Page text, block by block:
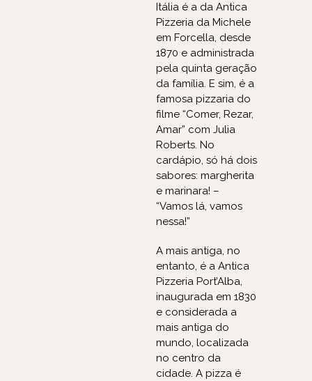
Itália é a da Antica
Pizzeria da Michele
em Forcella, desde
1870 e administrada
pela quinta geração
da família. E sim, é a
famosa pizzaria do
filme “Comer, Rezar,
Amar” com Julia
Roberts. No
cardápio, só há dois
sabores: margherita
e marinara! –
“Vamos lá, vamos
nessa!”
A mais antiga, no
entanto, é a Antica
Pizzeria Port’Alba,
inaugurada em 1830
e considerada a
mais antiga do
mundo, localizada
no centro da
cidade. A pizza é